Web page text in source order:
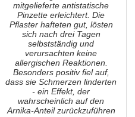
mitgelieferte antistatische
Pinzette erleichtert. Die
Pflaster hafteten gut, lösten
sich nach drei Tagen
selbstständig und
verursachten keine
allergischen Reaktionen.
Besonders positiv fiel auf,
dass sie Schmerzen linderten
- ein Effekt, der
wahrscheinlich auf den
Arnika-Anteil zurückzuführen